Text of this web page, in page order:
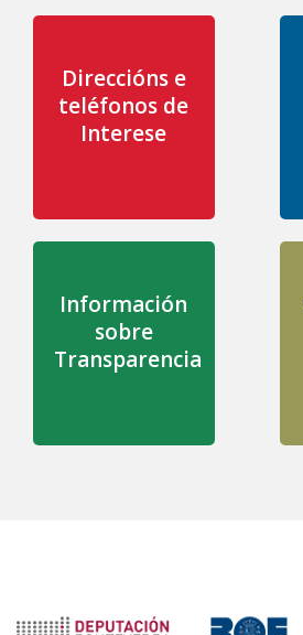
Direccións e
teléfonos de
Interese
Información
sobre
Transparencia